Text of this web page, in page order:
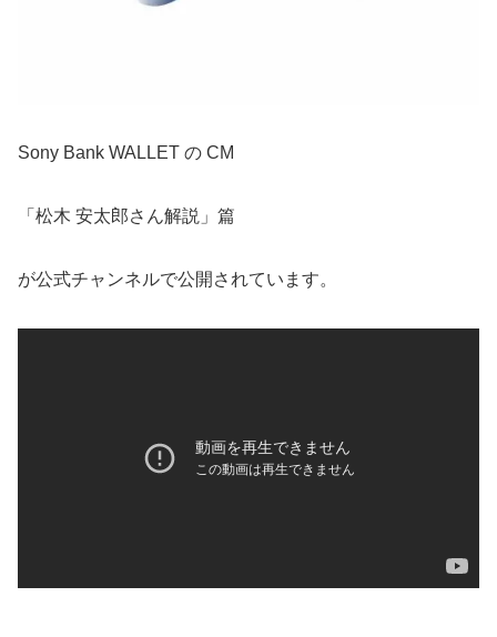
Sony Bank WALLET の CM
「松木 安太郎さん解説」篇
が公式チャンネルで公開されています。